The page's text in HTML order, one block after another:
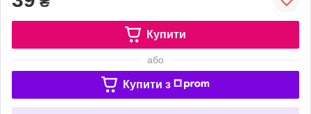
Купити
або
Купити з